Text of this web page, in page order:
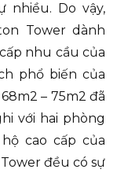
nhiều. Do vậy,
Tower dành
nhu cầu của
phổ biến của
– 75m2 đã
với hai phòng
cao cấp của
đều có sự